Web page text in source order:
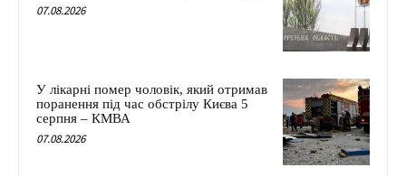
07.08.2026
У лікарні помер чоловік, який отримав
поранення під час обстрілу Києва 5
серпня – КМВА
07.08.2026